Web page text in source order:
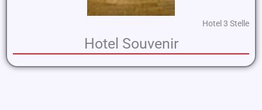
Hotel 3 Stelle
Hotel Souvenir